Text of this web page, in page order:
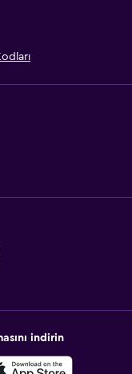
indirin